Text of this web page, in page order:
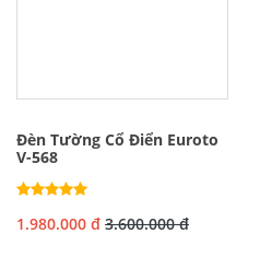
Đèn Tường Cổ Điển Euroto
V-568
1.980.000 đ 3.600.000 đ